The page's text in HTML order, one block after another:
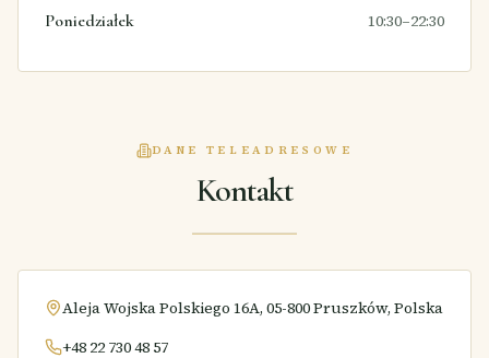
Poniedziałek 10:30–22:30
DANE TELEADRESOWE
Kontakt
Aleja Wojska Polskiego 16A, 05-800 Pruszków, Polska
+48 22 730 48 57